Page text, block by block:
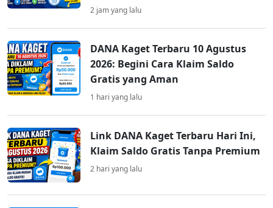
2 jam yang lalu
DANA Kaget Terbaru 10 Agustus
2026: Begini Cara Klaim Saldo
Gratis yang Aman
1 hari yang lalu
Link DANA Kaget Terbaru Hari Ini,
Klaim Saldo Gratis Tanpa Premium
2 hari yang lalu